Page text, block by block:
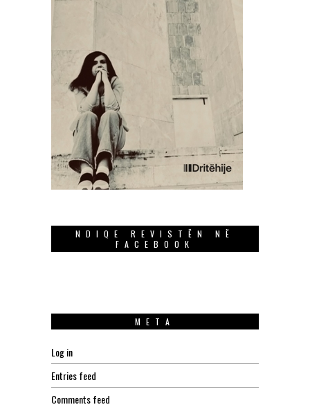
NDIQE REVISTËN NË
FACEBOOK
META
Log in
Entries feed
Comments feed